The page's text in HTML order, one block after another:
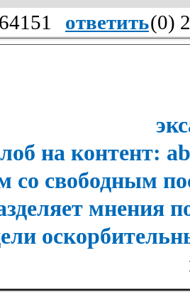
ответить(0)
на контент:
со свободным
мнения